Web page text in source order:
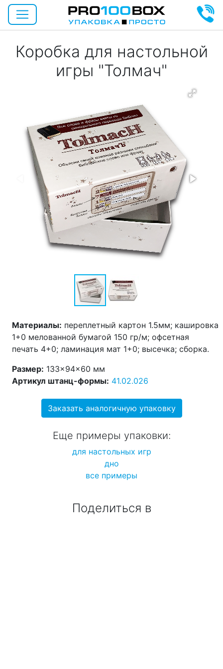
Коробка для настольной
игры "Толмач"
Материалы: переплетный картон 1.5мм; кашировка
1+0 мелованной бумагой 150 гр/м; офсетная
печать 4+0; ламинация мат 1+0; высечка; сборка.
Размер: 133×94×60 мм
Артикул штанц-формы: 41.02.026
Заказать аналогичную упаковку
Еще примеры упаковки:
для настольных игр
дно
все примеры
Поделиться в